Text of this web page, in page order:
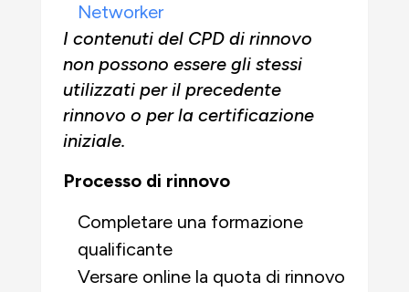
Networker
I contenuti del CPD di rinnovo
non possono essere gli stessi
utilizzati per il precedente
rinnovo o per la certificazione
iniziale.
Processo di rinnovo
Completare una formazione
qualificante
Versare online la quota di rinnovo